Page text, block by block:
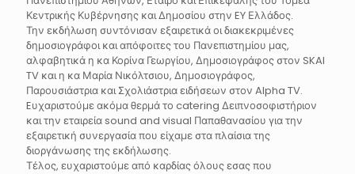
Κεντρικής Κυβέρνησης και Δημοσίου στην EY Ελλάδος.
Την εκδήλωση συντόνισαν εξαιρετικά οι διακεκριμένες
δημοσιογράφοι και απόφοιτες του Πανεπιστημίου μας,
αλφαβητικά η κα Κορίνα Γεωργίου, Δημοσιογράφος στον SKAI
TV και η κα Μαρία Νικόλτσιου, Δημοσιογράφος,
Παρουσιάστρια και Σχολιάστρια ειδήσεων στον Alpha TV.
Eυχαριστούμε ακόμα θερμά το catering Δειπνοσοφιστήριον
και την εταιρεία sound and visual Παπαθανασίου για την
εξαιρετική συνεργασία που είχαμε στα πλαίσια της
διοργάνωσης της εκδήλωσης.
Τέλος, ευχαριστούμε από καρδίας όλους εσας που